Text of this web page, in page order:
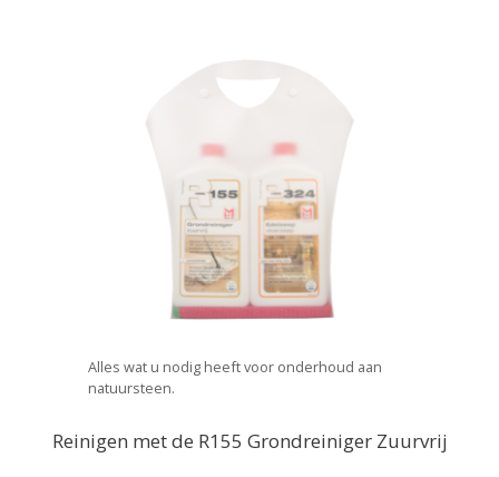
Alles wat u nodig heeft voor onderhoud aan
natuursteen.
Reinigen met de R155 Grondreiniger Zuurvrij